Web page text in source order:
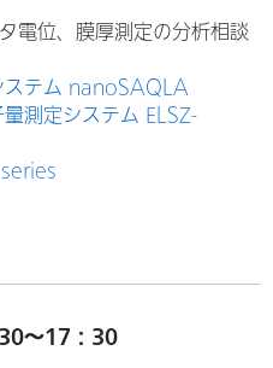
電位、膜厚測定の分析相談
ステム nanoSAQLA
測定システム ELSZ-
30～17：30